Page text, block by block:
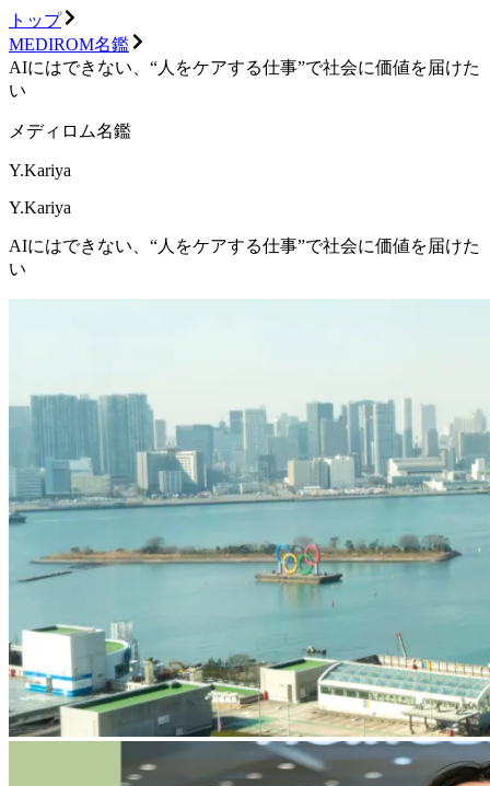
トップ
MEDIROM名鑑
AIにはできない、“人をケアする仕事”で社会に価値を届けた
い
メディロム名鑑
Y.Kariya
Y.Kariya
AIにはできない、“人をケアする仕事”で社会に価値を届けた
い